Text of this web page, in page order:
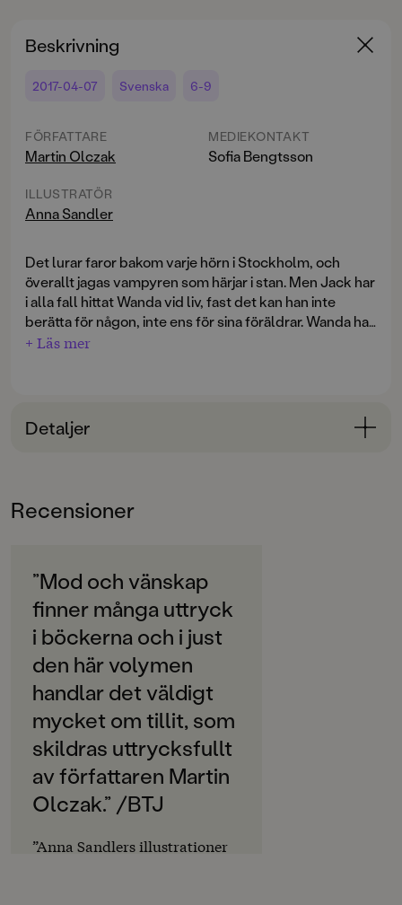
Beskrivning
2017-04-07 Svenska 6-9
FÖRFATTARE
Martin Olczak
ILLUSTRATÖR
Anna Sandler
MEDIEKONTAKT
Sofia Bengtsson
Det lurar faror bakom varje hörn i Stockholm, och
överallt jagas vampyren som härjar i stan. Men Jack har
i alla fall hittat Wanda vid liv, fast det kan han inte
berätta för någon, inte ens för sina föräldrar. Wanda har
nämligen en fruktansvärd hemlighet, och det finns
Näcken i Riddarfjärden
förbannelse, som tar vid där succéserierna Jakten på
cliffhangers som gör att man bara måste läsa vidare.
Anna Sandlers bilder ger liv åt fantastiska varelser och
+ Läs mer
Detaljer
6-9
Svenska
SPRÅK
Svenska
SERIE
Jack
PUBLICERINGSDATUM
2017-04-07
LÄSORDNING
11
Produktion
Recensioner
”Mod och vänskap
finner många uttryck
i böckerna och i just
den här volymen
handlar det väldigt
mycket om tillit, som
skildras uttrycksfullt
av författaren Martin
Olczak.” /BTJ
”Anna Sandlers illustrationer